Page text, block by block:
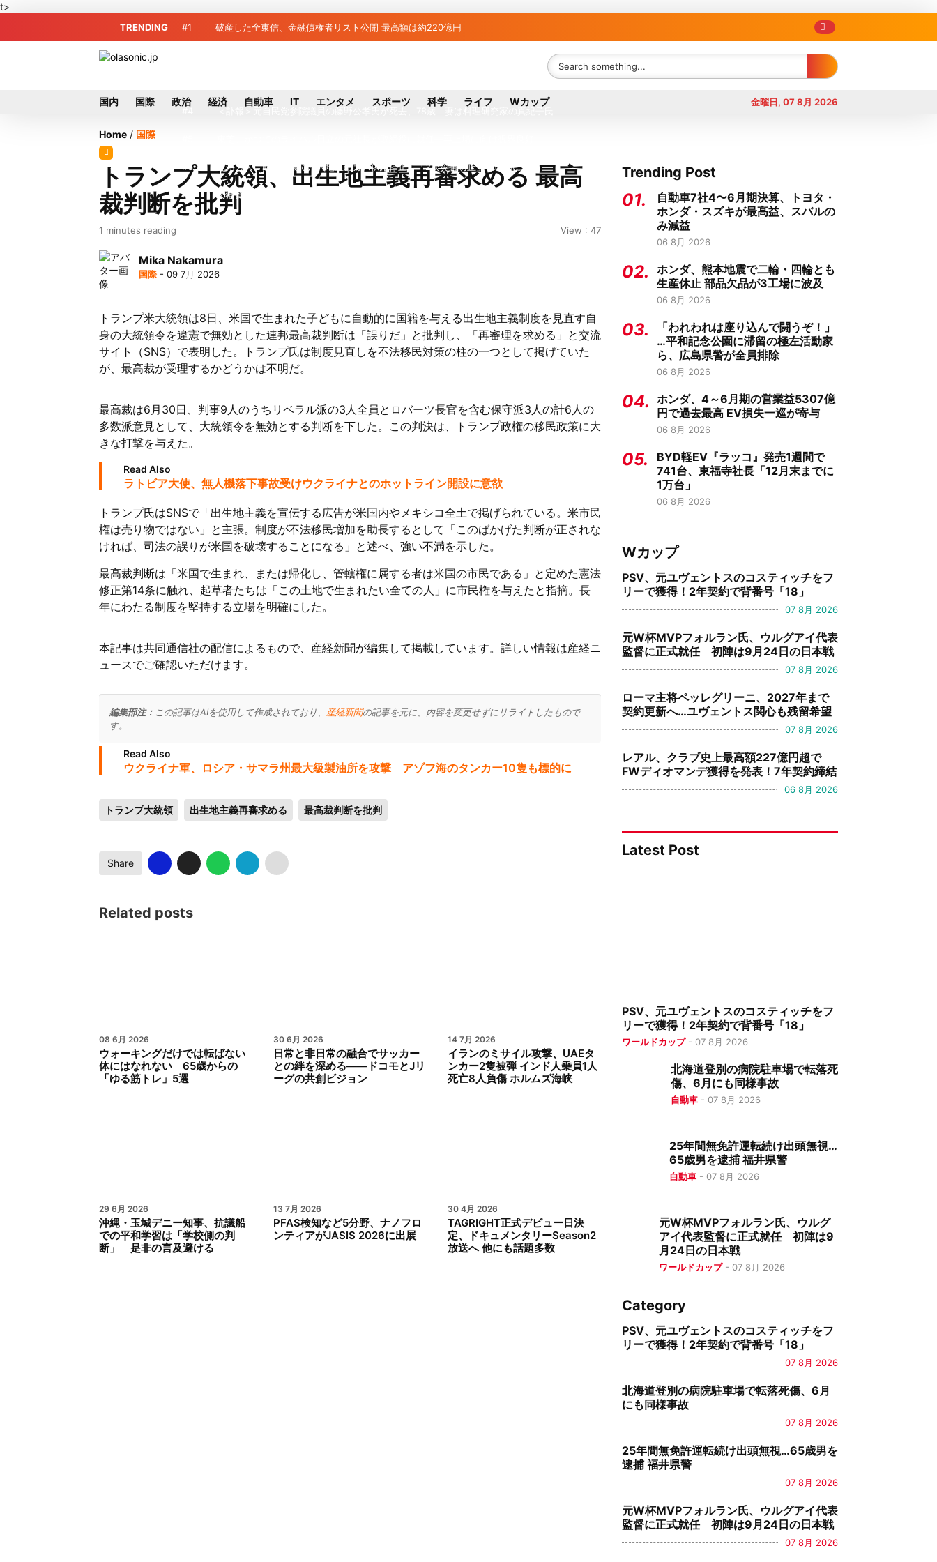
t>
TRENDING #1 破産した全東信、金融債権者リスト公開 最高額は約220億円
破産した全東信、債権者63金融機関リスト判明 銀行が半数、最大は近畿産業信組
#6 九州ガス、熊本地震で八代地区のガス供給停止 「2次災害防止」を理由に
#7 犬猫食禁止法案、維新が各党と調整 中華料理店の提供に懸念
#10
国内 国際 政治 経済 自動車 IT エンタメ スポーツ 科学 ライフ Wカップ 金曜日, 07 8月 2026
Home / 国際
トランプ大統領、出生地主義再審求める 最高
裁判断を批判
1 minutes reading View : 47
Mika Nakamura
国際 - 09 7月 2026
トランプ米大統領は8日、米国で生まれた子どもに自動的に国籍を与える出生地主義制度を見直す自
身の大統領令を違憲で無効とした連邦最高裁判断は「誤りだ」と批判し、「再審理を求める」と交流
サイト（SNS）で表明した。トランプ氏は制度見直しを不法移民対策の柱の一つとして掲げていた
が、最高裁が受理するかどうかは不明だ。
最高裁は6月30日、判事9人のうちリベラル派の3人全員とロバーツ長官を含む保守派3人の計6人の
多数派意見として、大統領令を無効とする判断を下した。この判決は、トランプ政権の移民政策に大
きな打撃を与えた。
Read Also
ラトビア大使、無人機落下事故受けウクライナとのホットライン開設に意欲
トランプ氏はSNSで「出生地主義を宣伝する広告が米国内やメキシコ全土で掲げられている。米市民
権は売り物ではない」と主張。制度が不法移民増加を助長するとして「このばかげた判断が正されな
ければ、司法の誤りが米国を破壊することになる」と述べ、強い不満を示した。
最高裁判断は「米国で生まれ、または帰化し、管轄権に属する者は米国の市民である」と定めた憲法
修正第14条に触れ、起草者たちは「この土地で生まれたい全ての人」に市民権を与えたと指摘。長
年にわたる制度を堅持する立場を明確にした。
本記事は共同通信社の配信によるもので、産経新聞が編集して掲載しています。詳しい情報は産経ニ
ュースでご確認いただけます。
編集部注： この記事はAIを使用して作成されており、 産経新聞の記事を元に、内容を変更せずにリライトしたもので
す。
Read Also
ウクライナ軍、ロシア・サマラ州最大級製油所を攻撃 アゾフ海のタンカー10隻も標的に
トランプ大統領 出生地主義再審求める 最高裁判断を批判
Share
Related posts
08 6月 2026
ウォーキングだけでは転ばない
体にはなれない 65歳からの
「ゆる筋トレ」5選
30 6月 2026
日常と非日常の融合でサッカー
との絆を深める——ドコモとJリ
ーグの共創ビジョン
14 7月 2026
イランのミサイル攻撃、UAEタ
ンカー2隻被弾 インド人乗員1人
死亡8人負傷 ホルムズ海峡
29 6月 2026
沖縄・玉城デニー知事、抗議船
での平和学習は「学校側の判
断」 是非の言及避ける
13 7月 2026
PFAS検知など5分野、ナノフロ
ンティアがJASIS 2026に出展
30 4月 2026
TAGRIGHT正式デビュー日決
定、ドキュメンタリーSeason2
放送へ 他にも話題多数
Trending Post
01.
自動車7社4〜6月期決算、トヨタ・
ホンダ・スズキが最高益、スバルの
み減益
06 8月 2026
02.
ホンダ、熊本地震で二輪・四輪とも
生産休止 部品欠品が3工場に波及
06 8月 2026
03.
「われわれは座り込んで闘うぞ！」
…平和記念公園に滞留の極左活動家
ら、広島県警が全員排除
06 8月 2026
04. ホンダ、4～6月期の営業益5307億
円で過去最高 EV損失一巡が寄与
06 8月 2026
05.
BYD軽EV『ラッコ』発売1週間で
741台、東福寺社長「12月末までに
1万台」
06 8月 2026
Wカップ
PSV、元ユヴェントスのコスティッチをフ
リーで獲得！2年契約で背番号「18」
07 8月 2026
元W杯MVPフォルラン氏、ウルグアイ代表
監督に正式就任 初陣は9月24日の日本戦
07 8月 2026
ローマ主将ペッレグリーニ、2027年まで
契約更新へ…ユヴェントス関心も残留希望
07 8月 2026
レアル、クラブ史上最高額227億円超で
FWディオマンデ獲得を発表！7年契約締結
06 8月 2026
Latest Post
PSV、元ユヴェントスのコスティッチをフ
リーで獲得！2年契約で背番号「18」
ワールドカップ- 07 8月 2026
北海道登別の病院駐車場で転落死
傷、6月にも同様事故
自動車- 07 8月 2026
25年間無免許運転続け出頭無視…
65歳男を逮捕 福井県警
自動車 -07 8月 2026
元W杯MVPフォルラン氏、ウルグ
アイ代表監督に正式就任 初陣は9
月24日の日本戦
ワールドカップ- 07 8月 2026
Category
PSV、元ユヴェントスのコスティッチをフ
リーで獲得！2年契約で背番号「18」
07 8月 2026
北海道登別の病院駐車場で転落死傷、6月
にも同様事故
07 8月 2026
25年間無免許運転続け出頭無視…65歳男を
逮捕 福井県警
07 8月 2026
元W杯MVPフォルラン氏、ウルグアイ代表
監督に正式就任 初陣は9月24日の日本戦
07 8月 2026